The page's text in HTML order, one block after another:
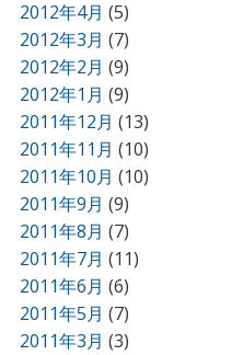
2012年4月 (5)
2012年3月 (7)
2012年2月 (9)
2012年1月 (9)
2011年12月 (13)
2011年11月 (10)
2011年10月 (10)
2011年9月 (9)
2011年8月 (7)
2011年7月 (11)
2011年6月 (6)
2011年5月 (7)
2011年3月 (3)